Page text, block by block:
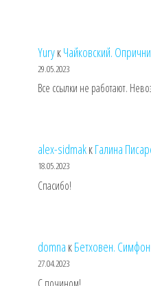
YuryкЧайковский.
29.05.2023
Все ссылки не работают.
alex-sidmakкГалина
18.05.2023
Спасибо!
domna кБетховен.
27.04.2023